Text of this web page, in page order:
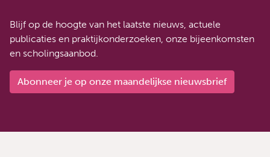
Blijf op de hoogte van het laatste nieuws, actuele
publicaties en praktijkonderzoeken, onze bijeenkomsten
en scholingsaanbod.
Abonneer je op onze maandelijkse nieuwsbrief